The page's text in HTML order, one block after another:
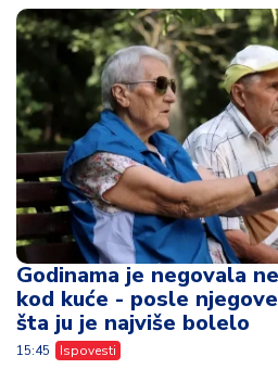
Godinama je negovala
kod kuće - posle
šta ju je najviše bolelo
15:45 Ispovesti